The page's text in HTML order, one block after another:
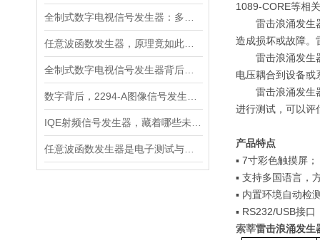
1089-CORE等相
雷击浪涌发生
造成损坏或故障。
雷击浪涌发生
电压耦合到设备或
雷击浪涌发生
进行测试，可以评
产品特点
▪ 7寸彩色触摸屏；
▪ 支持多国语言，
▪ 内置环境自动检
▪ RS232/USB接口
索莘雷击浪涌发生